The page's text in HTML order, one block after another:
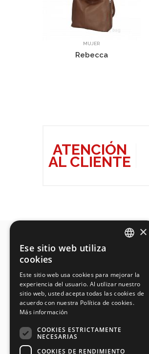
ACCESORIOS
Imma Gold
ATENCIÓN
AL CLIENTE
SPANISH
GERMAN
×
Ese sitio web utiliza
cookies
Este sitio web usa cookies para mejorar la
experiencia del usuario. Al utilizar nuestro
sitio web, usted acepta todas las cookies de
acuerdo con nuestra Política de cookies.
Más información
COOKIES ESTRICTAMENTE
NECESARIAS
COOKIES DE RENDIMIENTO